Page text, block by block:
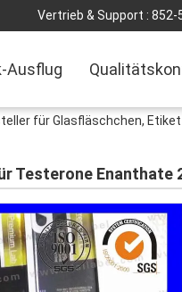
Vertrieb & Support : 852-
Ausflug
für Glasfläschchen,
Enanthate